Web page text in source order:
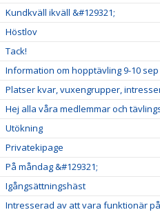
Kundkväll ikväll &#129321;
Höstlov
Tack!
Information om hopptävling 9-10 sep
Platser kvar, vuxengrupper,
Hej alla våra medlemmar och
Utökning
Privatekipage
På måndag &#129321;
Igångsättningshäst
Intresserad av att vara funktionär